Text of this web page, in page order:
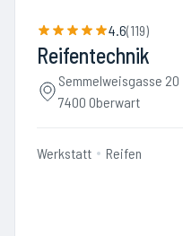
4.6(119)
Reifentechnik
Semmelweisgasse 20
7400 Oberwart
Werkstatt Reifen